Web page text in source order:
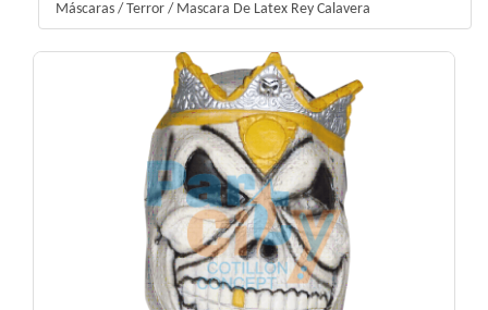
Máscaras / Terror / Mascara De Latex Rey Calavera